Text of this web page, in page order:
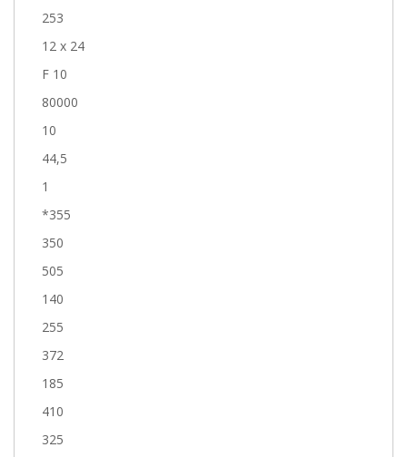
253
12 x 24
F 10
80000
10
44,5
1
*355
350
505
140
255
372
185
410
325